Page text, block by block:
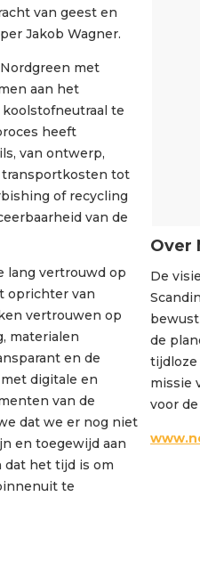
van geest en
Jakob Wagner.
met
aan het
te
heeft
van ontwerp,
transportkosten tot
of recycling
van de
lang vertrouwd op
oprichter van
vertrouwen op
materialen
en de
digitale en
van de
dat we er nog niet
en toegewijd aan
dat het tijd is om
te
Over
De
de
tijdloze
missie
voor